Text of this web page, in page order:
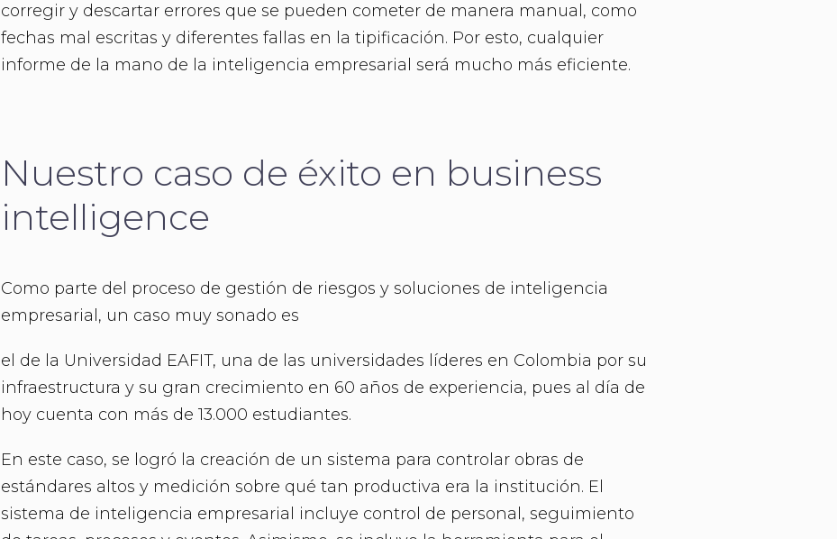
corregir y descartar errores que se pueden cometer de manera manual, como
fechas mal escritas y diferentes fallas en la tipificación. Por esto, cualquier
informe de la mano de la inteligencia empresarial será mucho más eficiente.
Nuestro caso de éxito en business
intelligence
Como parte del proceso de gestión de riesgos y soluciones de inteligencia
empresarial, un caso muy sonado es
el de la Universidad EAFIT, una de las universidades líderes en Colombia por su
infraestructura y su gran crecimiento en 60 años de experiencia, pues al día de
hoy cuenta con más de 13.000 estudiantes.
En este caso, se logró la creación de un sistema para controlar obras de
estándares altos y medición sobre qué tan productiva era la institución. El
sistema de inteligencia empresarial incluye control de personal, seguimiento